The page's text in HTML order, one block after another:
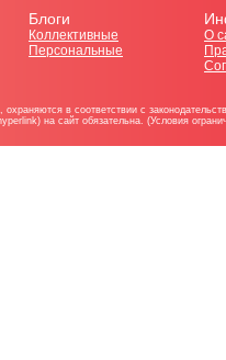
Блоги
Коллективные
Персональные
О
в соответствии с
на сайт обязательна. (Условия